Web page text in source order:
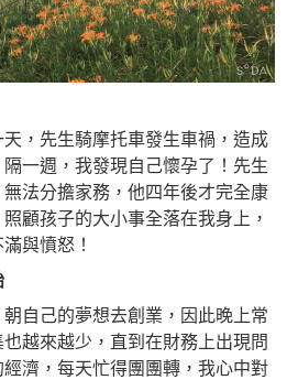
，先生騎摩托車發生車禍，造成
一週，我發現自己懷孕了！先生
法分擔家務，他四年後才完全康
顧孩子的大小事全落在我身上，
與憤怒！
自己的夢想去創業，因此晚上常
越來越少，直到在財務上出現問
濟，每天忙得團團轉，我心中對